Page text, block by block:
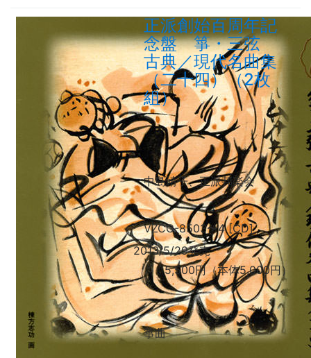
正派創始百周年記
念盤 箏・三弦
古典／現代名曲集
（二十四）（2枚
組）
中島靖子、正派邦楽会
VZCG-8503〜4 [CD]
2013/5/29発売
5,500円（本体5,000円）
箏曲